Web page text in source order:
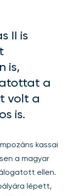
II is
is,
a
volt a
is.
kassai
a magyar
ellen.
lépett,